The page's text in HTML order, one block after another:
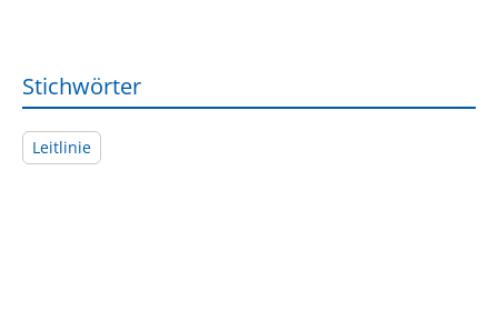
Stichwörter
Leitlinie